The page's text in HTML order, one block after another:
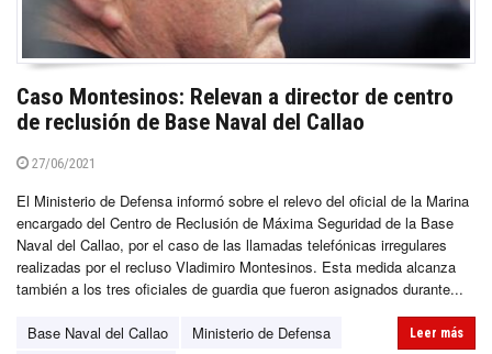
Caso Montesinos: Relevan a director de centro
de reclusión de Base Naval del Callao
27/06/2021
El Ministerio de Defensa informó sobre el relevo del oficial de la Marina
encargado del Centro de Reclusión de Máxima Seguridad de la Base
Naval del Callao, por el caso de las llamadas telefónicas irregulares
realizadas por el recluso Vladimiro Montesinos. Esta medida alcanza
también a los tres oficiales de guardia que fueron asignados durante...
Base Naval del Callao
Ministerio de Defensa
Leer más